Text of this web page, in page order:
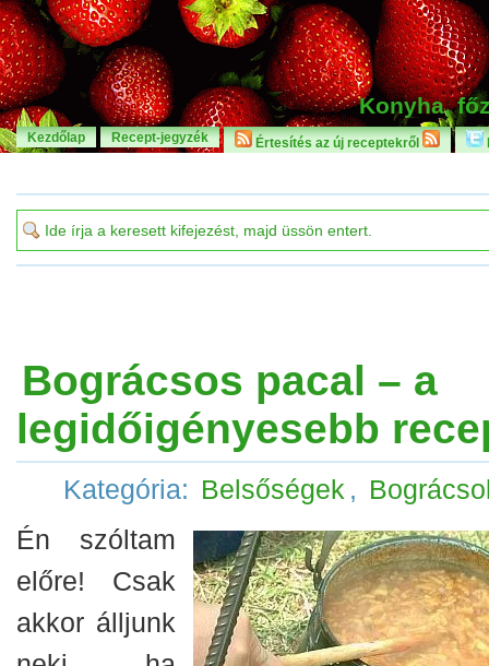
Konyha,
Kezdőlap Recept-jegyzék Értesítés az új receptekről
Bográcsos pacal – a
legidőigényesebb
Kategória: Belsőségek ,
Én szóltam
előre! Csak
akkor álljunk